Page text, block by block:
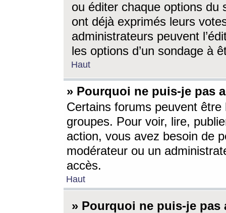
ou éditer chaque options du
ont déjà exprimés leurs
administrateurs peuvent
les options d’un sondage à
Haut
» Pourquoi ne puis-je pas
Certains forums peuvent être
groupes. Pour voir, lire,
action, vous avez besoin de
modérateur ou un
accès.
Haut
» Pourquoi ne puis-je